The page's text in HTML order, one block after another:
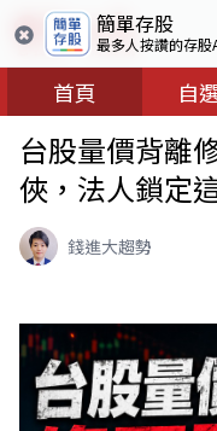
簡單存股
最多人按讚的存
首頁 自
台股量價背離
俠，法人鎖定
錢進大趨勢